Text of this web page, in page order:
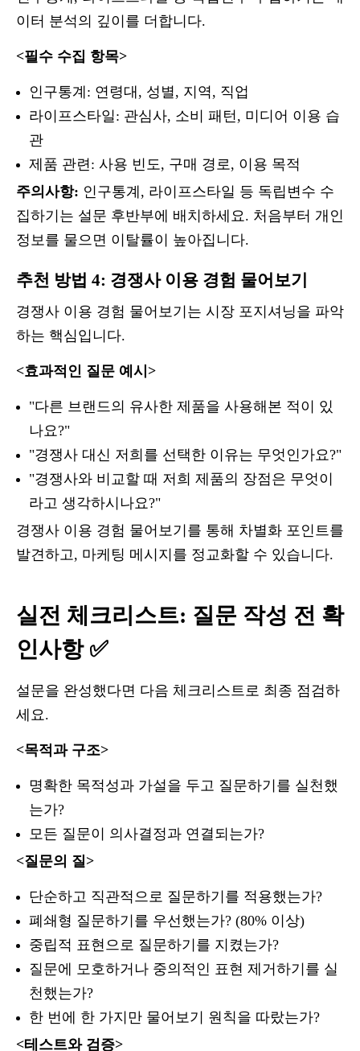
이터 분석의 깊이를 더합니다.
<필수 수집 항목>
인구통계: 연령대, 성별, 지역, 직업
라이프스타일: 관심사, 소비 패턴, 미디어 이용 습
관
제품 관련: 사용 빈도, 구매 경로, 이용 목적
주의사항: 인구통계, 라이프스타일 등 독립변수 수
집하기는 설문 후반부에 배치하세요. 처음부터 개인
정보를 물으면 이탈률이 높아집니다.
추천 방법 4: 경쟁사 이용 경험 물어보기
경쟁사 이용 경험 물어보기는 시장 포지셔닝을 파악
하는 핵심입니다.
<효과적인 질문 예시>
"다른 브랜드의 유사한 제품을 사용해본 적이 있
나요?"
"경쟁사 대신 저희를 선택한 이유는 무엇인가요?"
"경쟁사와 비교할 때 저희 제품의 장점은 무엇이
라고 생각하시나요?"
경쟁사 이용 경험 물어보기를 통해 차별화 포인트를
발견하고, 마케팅 메시지를 정교화할 수 있습니다.
실전 체크리스트: 질문 작성 전 확
인사항 ✅
설문을 완성했다면 다음 체크리스트로 최종 점검하
세요.
<목적과 구조>
명확한 목적성과 가설을 두고 질문하기를 실천했
는가?
모든 질문이 의사결정과 연결되는가?
<질문의 질>
단순하고 직관적으로 질문하기를 적용했는가?
폐쇄형 질문하기를 우선했는가? (80% 이상)
중립적 표현으로 질문하기를 지켰는가?
질문에 모호하거나 중의적인 표현 제거하기를 실
천했는가?
한 번에 한 가지만 물어보기 원칙을 따랐는가?
<테스트와 검증>